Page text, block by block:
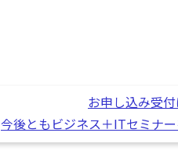
お申し込み受付
今後ともビジネス＋ITセミナ